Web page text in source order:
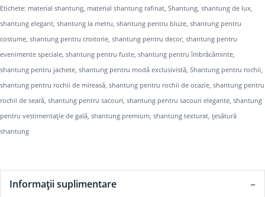
Etichete: material shantung, material shantung rafinat, Shantung, shantung de lux,
shantung elegant, shantung la metru, shantung pentru bluze, shantung pentru
costume, shantung pentru croitorie, shantung pentru decor, shantung pentru
evenimente speciale, shantung pentru fuste, shantung pentru îmbrăcăminte,
shantung pentru jachete, shantung pentru modă exclusivistă, Shantung pentru rochii,
shantung pentru rochii de mireasă, shantung pentru rochii de ocazie, shantung pentru
rochii de seară, shantung pentru sacouri, shantung pentru sacouri elegante, shantung
pentru vestimentație de gală, shantung premium, shantung texturat, țesătură
shantung
Informații suplimentare